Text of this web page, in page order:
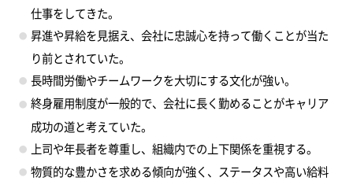
仕事をしてきた。
昇進や昇給を見据え、会社に忠誠心を持って働くことが当た
り前とされていた。
長時間労働やチームワークを大切にする文化が強い。
終身雇用制度が一般的で、会社に長く勤めることがキャリア
成功の道と考えていた。
上司や年長者を尊重し、組織内での上下関係を重視する。
物質的な豊かさを求める傾向が強く、ステータスや高い給料